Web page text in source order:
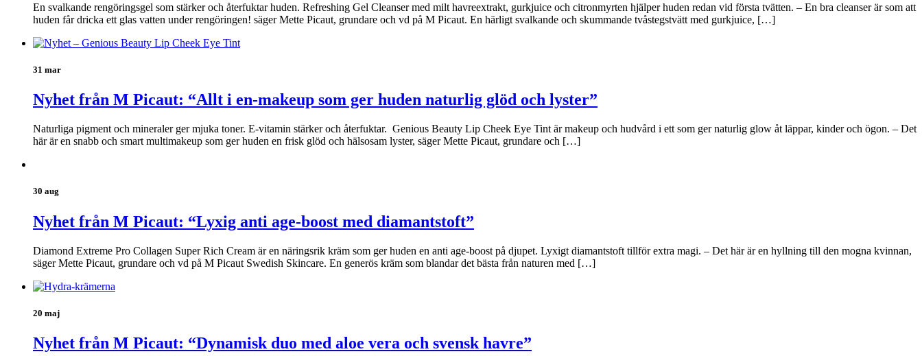
En svalkande rengöringsgel som stärker och återfuktar huden. Refreshing Gel Cleanser med milt havreextrakt, gurkjuice och citronmyrten hjälper huden redan vid första tvätten. – En bra cleanser är som att
huden får dricka ett glas vatten under rengöringen! säger Mette Picaut, grundare och vd på M Picaut. En härligt svalkande och skummande tvåstegstvätt med gurkjuice, […]
31 mar
Nyhet från M Picaut: “Allt i en-makeup som ger huden naturlig glöd och lyster”
Naturliga pigment och mineraler ger mjuka toner. E-vitamin stärker och återfuktar. Genious Beauty Lip Cheek Eye Tint är makeup och hudvård i ett som ger naturlig glow åt läppar, kinder och ögon. – Det
här är en snabb och smart multimakeup som ger huden en frisk glöd och hälsosam lyster, säger Mette Picaut, grundare och […]
30 aug
Nyhet från M Picaut: “Lyxig anti age-boost med diamantstoft”
Diamond Extreme Pro Collagen Super Rich Cream är en näringsrik kräm som ger huden en anti age-boost på djupet. Lyxigt diamantstoft tillför extra magi. – Det här är en hyllning till den mogna kvinnan,
säger Mette Picaut, grundare och vd på M Picaut Swedish Skincare. En generös kräm som blandar det bästa från naturen med […]
20 maj
Nyhet från M Picaut: “Dynamisk duo med aloe vera och svensk havre”